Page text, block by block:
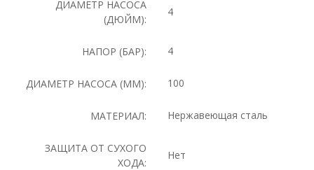
ДИАМЕТР НАСОСА
(ДЮЙМ):
4
НАПОР (БАР): 4
ДИАМЕТР НАСОСА (ММ): 100
МАТЕРИАЛ: Нержавеющая сталь
ЗАЩИТА ОТ СУХОГО
ХОДА:
Нет